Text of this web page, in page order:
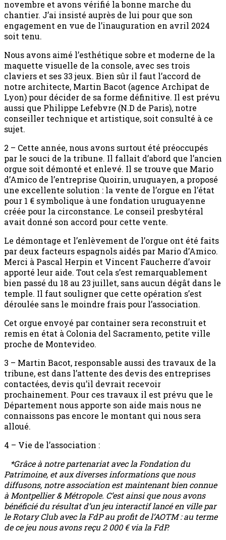
novembre et avons vérifié la bonne marche du
chantier. J’ai insisté auprès de lui pour que son
engagement en vue de l’inauguration en avril 2024
soit tenu.
Nous avons aimé l’esthétique sobre et moderne de la
maquette visuelle de la console, avec ses trois
claviers et ses 33 jeux. Bien sûr il faut l’accord de
notre architecte, Martin Bacot (agence Archipat de
Lyon) pour décider de sa forme définitive. Il est prévu
aussi que Philippe Lefebvre (N.D de Paris), notre
conseiller technique et artistique, soit consulté à ce
sujet.
2 – Cette année, nous avons surtout été préoccupés
par le souci de la tribune. Il fallait d’abord que l’ancien
orgue soit démonté et enlevé. Il se trouve que Mario
d’Amico de l’entreprise Quoirin, uruguayen, a proposé
une excellente solution : la vente de l’orgue en l’état
pour 1 € symbolique à une fondation uruguayenne
créée pour la circonstance. Le conseil presbytéral
avait donné son accord pour cette vente.
Le démontage et l’enlèvement de l’orgue ont été faits
par deux facteurs espagnols aidés par Mario d’Amico.
Merci à Pascal Herpin et Vincent Faucherre d’avoir
apporté leur aide. Tout cela s’est remarquablement
bien passé du 18 au 23 juillet, sans aucun dégât dans le
temple. Il faut souligner que cette opération s’est
déroulée sans le moindre frais pour l’association.
Cet orgue envoyé par container sera reconstruit et
remis en état à Colonia del Sacramento, petite ville
proche de Montevideo.
3 – Martin Bacot, responsable aussi des travaux de la
tribune, est dans l’attente des devis des entreprises
contactées, devis qu’il devrait recevoir
prochainement. Pour ces travaux il est prévu que le
Département nous apporte son aide mais nous ne
connaissons pas encore le montant qui nous sera
alloué.
4 – Vie de l’association :
*Grâce à notre partenariat avec la Fondation du
Patrimoine, et aux diverses informations que nous
diffusons, notre association est maintenant bien connue
à Montpellier & Métropole. C’est ainsi que nous avons
bénéficié du résultat d’un jeu interactif lancé en ville par
le Rotary Club avec la FdP au profit de l’AOTM : au terme
de ce jeu nous avons reçu 2 000 € via la FdP.